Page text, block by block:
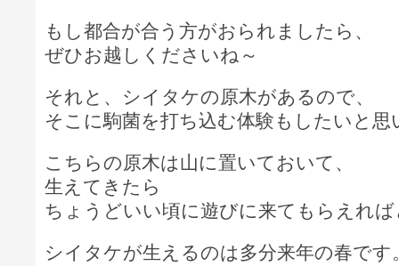
もし都合が合う方がおられましたら、
ぜひお越しくださいね～
それと、シイタケの原木があるので、
そこに駒菌を打ち込む体験もしたいと思
こちらの原木は山に置いておいて、
生えてきたら
ちょうどいい頃に遊びに来てもらえれ
シイタケが生えるのは多分来年の春です